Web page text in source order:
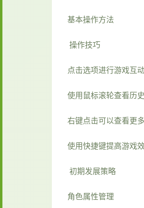
基本操作方法
操作技巧
点击选项进行游戏互动
使用鼠标滚轮查看历
右键点击可以查看更
使用快捷键提高游戏
初期发展策略
角色属性管理